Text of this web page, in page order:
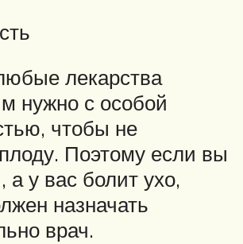
лекарства
нужно с особой
чтобы не
Поэтому если вы
у вас болит ухо,
назначать
врач.